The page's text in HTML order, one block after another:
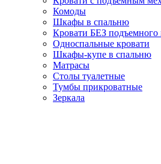
Комоды
Шкафы в спальню
Кровати БЕЗ подъемного
Односпальные кровати
Шкафы-купе в спальню
Матрасы
Столы туалетные
Тумбы прикроватные
Зеркала